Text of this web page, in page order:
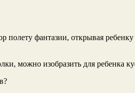
фантазии, открывая
можно изобразить для ребенка